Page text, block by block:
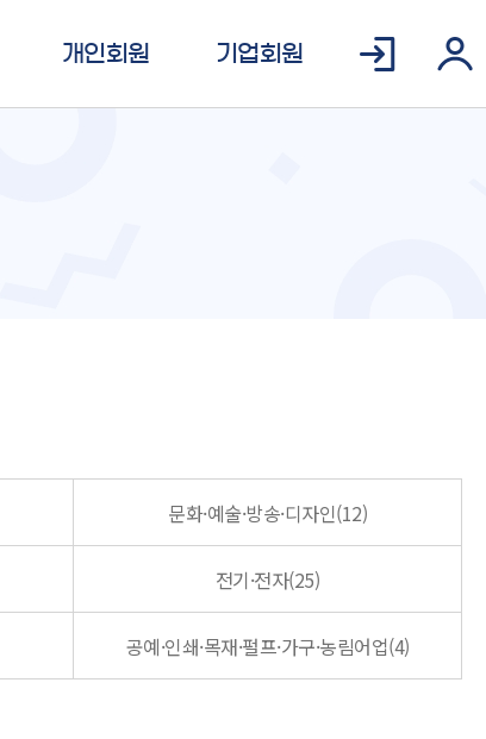
개인회원 기업회원
문화·예술·방송·디자인(12)
전기·전자(25)
공예·인쇄·목재·펄프·가구·농림어업(4)